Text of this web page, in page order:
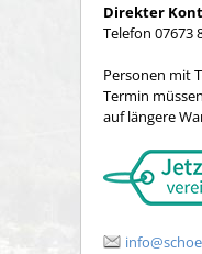
Direkter
Telefon 07673
Personen mit
Termin
auf längere